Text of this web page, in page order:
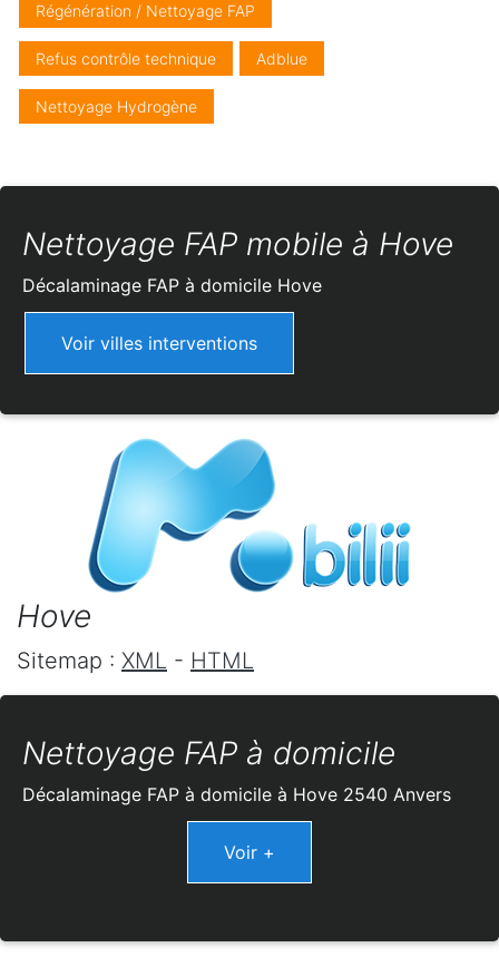
Régénération / Nettoyage FAP
Refus contrôle technique Adblue
Nettoyage Hydrogène
Nettoyage FAP mobile à Hove
Décalaminage FAP à domicile Hove
Voir villes interventions
Hove
Sitemap : XML - HTML
Nettoyage FAP à domicile
Décalaminage FAP à domicile à Hove 2540 Anvers
Voir +